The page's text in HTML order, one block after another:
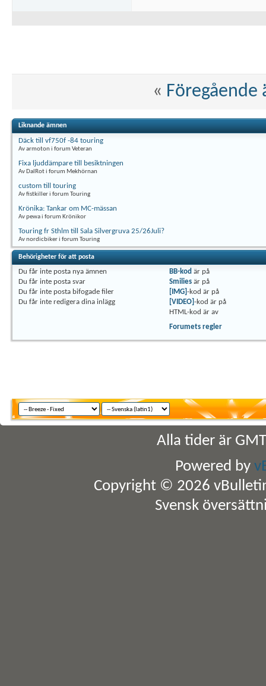
« Föregående
Liknande ämnen
Däck till vf750f -84 touring
Av armoton i forum Veteran
Fixa ljuddämpare till besiktningen
Av DalRot i forum Mekhörnan
custom till touring
Av fistkiller i forum Touring
Krönika: Tankar om MC-mässan
Av pewa i forum Krönikor
Touring fr Sthlm till Sala Silvergruva 25/26Juli?
Av nordicbiker i forum Touring
Behörigheter för att posta
Du får inte posta nya ämnen
Du får inte posta svar
Du får inte posta bifogade filer
Du får inte redigera dina inlägg
BB-kod är på
Smilies är på
[IMG] -kod är på
[VIDEO] -kod är på
HTML-kod är av
Forumets regler
Alla tider är
Powered by
Copyright © 2026
Svensk